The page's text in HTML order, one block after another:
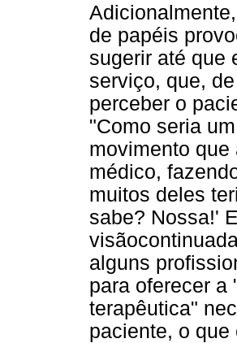
de papéis
sugerir até que
serviço, que,
perceber o
"Como seria
movimento
médico,
muitos deles
sabe? Nossa!'
alguns
para oferecer a
terapêutica"
paciente, o